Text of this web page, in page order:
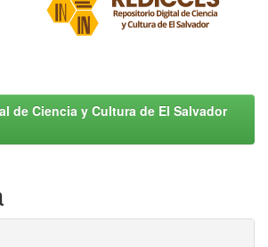
de Ciencia y Cultura de El Salvador